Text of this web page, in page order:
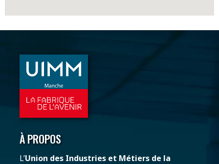
À PROPOS
L’Union des Industries et Métiers de la